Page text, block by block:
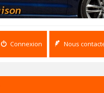
Connexion Nous